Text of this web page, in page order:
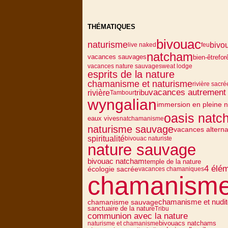
THÉMATIQUES
naturismelive naked bivouacfeu
vacances sauvagesnatchambien-être
vacances nature sauvagesweat lodge
esprits de la nature
chamanisme et naturismerivière
rivièreTambourtribuvacances autrement
wyngalian immersion en pleine
eaux vivesnatchamanismeoasis
naturisme sauvagevacances
spiritualitébivouac naturiste
nature sauvage
bivouac natchamtemple de la nature
écologie sacréevacances chamaniques4
chamanisme sauvagechamanisme et
sanctuaire de la natureTribu
communion avec la nature
naturisme et chamanisme bivouacs natchams